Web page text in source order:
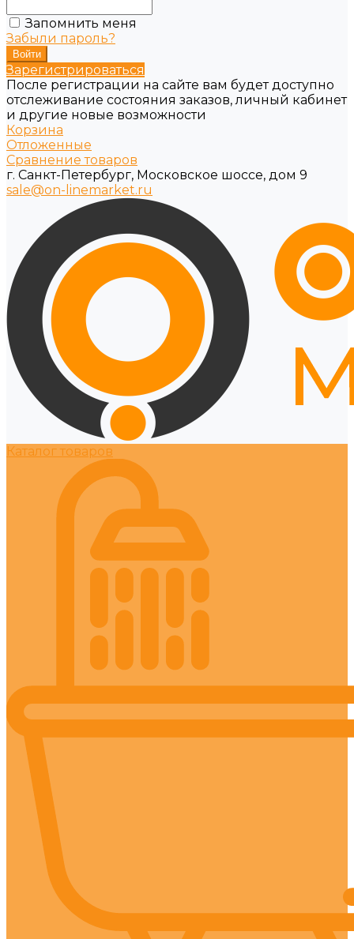
Запомнить меня
Забыли пароль?
Зарегистрироваться
После регистрации на сайте вам будет доступно
отслеживание состояния заказов, личный кабинет
и другие новые возможности
Корзина
Отложенные
Сравнение товаров
г. Санкт-Петербург, Московское шоссе, дом 9
sale@on-linemarket.ru
Каталог товаров